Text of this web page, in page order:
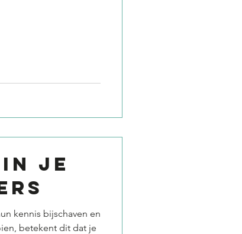
JE
kennis bijschaven en
betekent dit dat je